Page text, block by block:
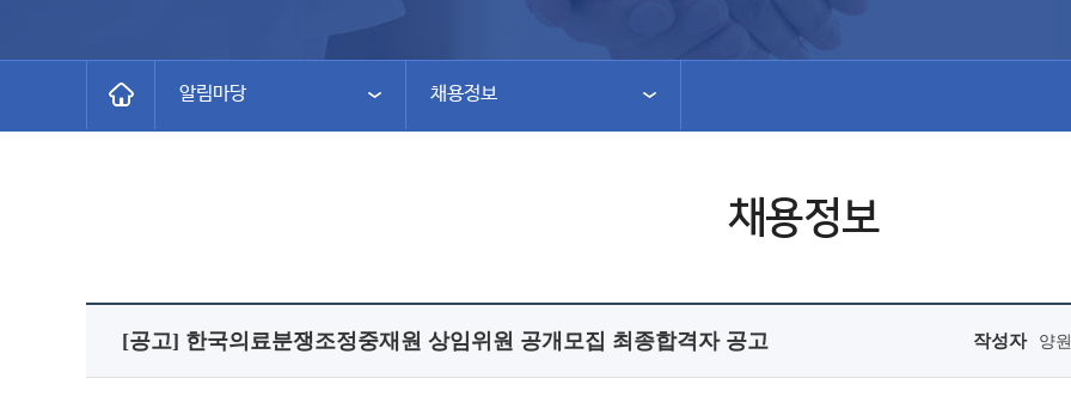
알림마당 채용정보
채용정보
[공고] 한국의료분쟁조정중재원 상임위원 공개모집 최종합격자 공고 작성자 양